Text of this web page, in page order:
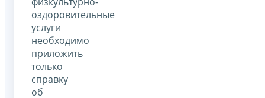
оздоровительные
услуги
необходимо
приложить
только
справку
об